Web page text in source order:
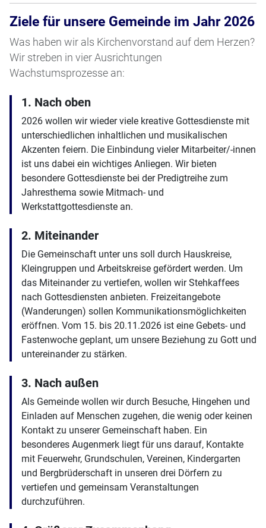
Ziele für unsere Gemeinde im Jahr 2026
Was haben wir als Kirchenvorstand auf dem Herzen?
Wir streben in vier Ausrichtungen
Wachstumsprozesse an:
1. Nach oben
2026 wollen wir wieder viele kreative Gottesdienste mit
unterschiedlichen inhaltlichen und musikalischen
Akzenten feiern. Die Einbindung vieler Mitarbeiter/-innen
ist uns dabei ein wichtiges Anliegen. Wir bieten
besondere Gottesdienste bei der Predigtreihe zum
Jahresthema sowie Mitmach- und
Werkstattgottesdienste an.
2. Miteinander
Die Gemeinschaft unter uns soll durch Hauskreise,
Kleingruppen und Arbeitskreise gefördert werden. Um
das Miteinander zu vertiefen, wollen wir Stehkaffees
nach Gottesdiensten anbieten. Freizeitangebote
(Wanderungen) sollen Kommunikationsmöglichkeiten
eröffnen. Vom 15. bis 20.11.2026 ist eine Gebets- und
Fastenwoche geplant, um unsere Beziehung zu Gott und
untereinander zu stärken.
3. Nach außen
Als Gemeinde wollen wir durch Besuche, Hingehen und
Einladen auf Menschen zugehen, die wenig oder keinen
Kontakt zu unserer Gemeinschaft haben. Ein
besonderes Augenmerk liegt für uns darauf, Kontakte
mit Feuerwehr, Grundschulen, Vereinen, Kindergarten
und Bergbrüderschaft in unseren drei Dörfern zu
vertiefen und gemeinsam Veranstaltungen
durchzuführen.